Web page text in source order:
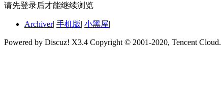
请先登录后才能继续浏览
Archiver| 手机版| 小黑屋|
Powered by Discuz! X3.4 Copyright © 2001-2020, Tencent Cloud.